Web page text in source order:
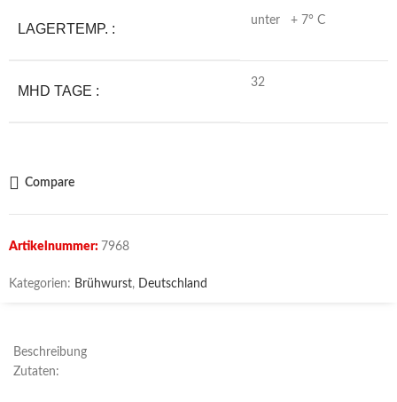
LAGERTEMP. :
unter + 7° C
MHD TAGE :
32
Compare
Artikelnummer: 7968
Kategorien: Brühwurst, Deutschland
Beschreibung
Zutaten: